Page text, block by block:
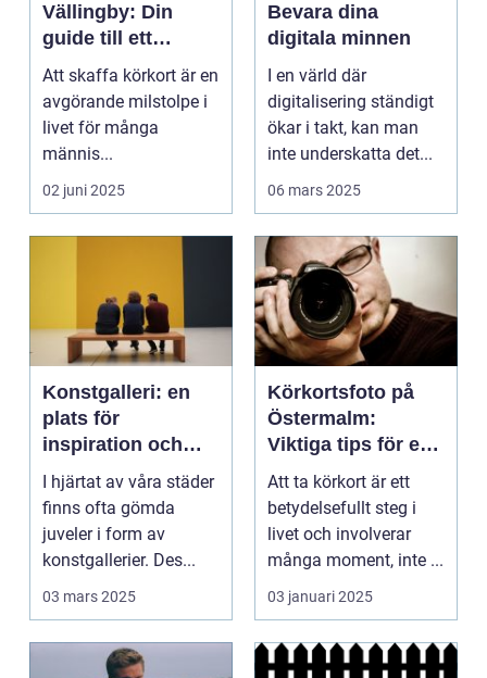
Vällingby: Din
guide till ett
perfekt foto
Att skaffa körkort är en
avgörande milstolpe i
livet för många
männis...
02 juni 2025
Bevara dina
digitala minnen
I en värld där
digitalisering ständigt
ökar i takt, kan man
inte underskatta det...
06 mars 2025
Konstgalleri: en
plats för
inspiration och
kreativ upplevelse
I hjärtat av våra städer
finns ofta gömda
juveler i form av
konstgallerier. Des...
03 mars 2025
Körkortsfoto på
Östermalm:
Viktiga tips för en
perfekt bild
Att ta körkort är ett
betydelsefullt steg i
livet och involverar
många moment, inte ...
03 januari 2025